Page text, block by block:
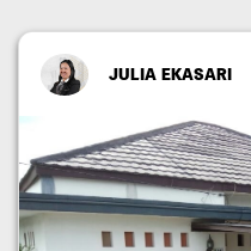
JULIA EKASARI